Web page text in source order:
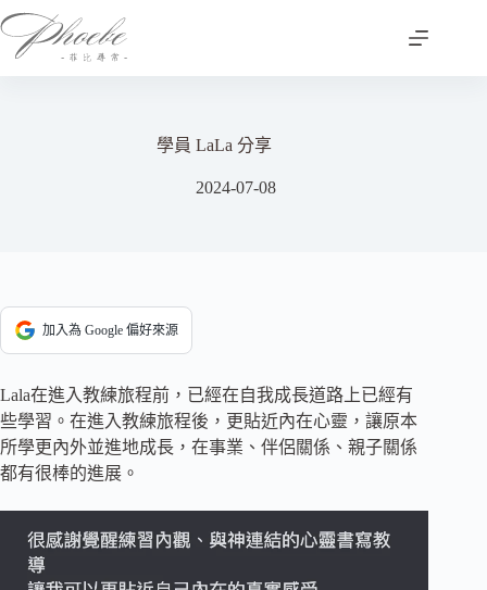
跳
至
學員 LaLa 分享
2024-07-08
加入為 Google 偏好來源
Lala在進入教練旅程前，已經在自我成長道路上已經有
些學習。在進入教練旅程後，更貼近內在心靈，讓原本
所學更內外並進地成長，在事業、伴侶關係、親子關係
都有很棒的進展。